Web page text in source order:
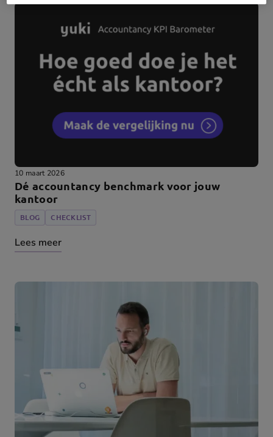
10 maart 2026
Dé accountancy benchmark voor jouw
kantoor
BLOG CHECKLIST
Lees meer